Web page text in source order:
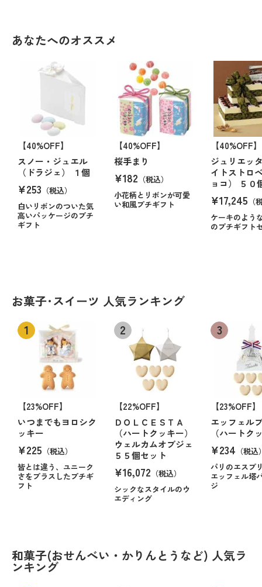
あなたへのオススメ
【40%OFF】
スノー・ジュエル
（ドラジェ） １個
¥253 （税込）
白いリボンのついた気
高いパッケージのプチ
ギフト
【40%OFF】
桜手まり
¥182 （税込）
小花柄とリボンが可愛
い和風プチギフト
【40%OFF】
ジュリエッ
イトストロ
ョコ） ５０
¥17,245 （
ケーキのよう
のプチギフト
お菓子･スイーツ 人気ランキング
【23%OFF】
いつまでもヨロシク
ッキー
¥225 （税込）
皆とは違う、ユニーク
さをプラスしたプチギ
フト
【22%OFF】
ＤＯＬＣＥＳＴＡ
（ハートクッキー）
ウェルカムオブジェ
５５個セット
¥16,072 （税込）
シックなスタイルのウ
エディング
【23%OFF】
エッフェル
（ハートク
¥234 （税込
パリのエスプ
エッフェル塔
ジ
和菓子(おせんべい・かりんとうなど) 人気ラ
ンキング